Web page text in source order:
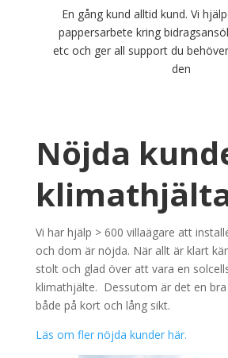
En gång kund alltid kund. Vi
pappersarbete kring
etc och ger all support du
den
Nöjda
Vi har hjälp > 600 villaägare att
och dom är nöjda. När allt är klart
stolt och glad över att vara en
klimathjälte. Dessutom är det en
både på kort och lång sikt.
Läs om fler nöjda kunder här.